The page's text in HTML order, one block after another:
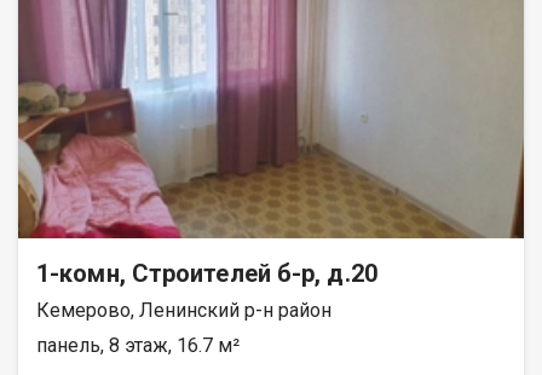
бетонная площадка для стоянки грузового автомобиля.
Имеются калитка и двухстворчатые ворота. В доме сделана
канализация. Площадь земельного участка 3,5 сотки. Или
обмен на КГТ, однокомнатную квартиру с доплатой. При
продаже бытовая техника: холодильник, стиральная машина,
бойлер, телевизор, вся мебель остаются. Отопление печное.
Лена Васильева
1-комн, Строителей б-р, д.20
Кемерово, Ленинский р-н район
панель, 8 этаж, 16.7 м²